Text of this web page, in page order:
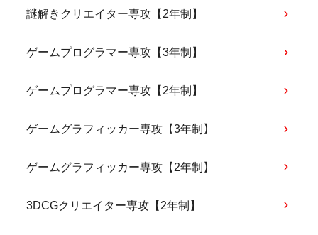
謎解きクリエイター専攻【2年制】
ゲームプログラマー専攻【3年制】
ゲームプログラマー専攻【2年制】
ゲームグラフィッカー専攻【3年制】
ゲームグラフィッカー専攻【2年制】
3DCGクリエイター専攻【2年制】